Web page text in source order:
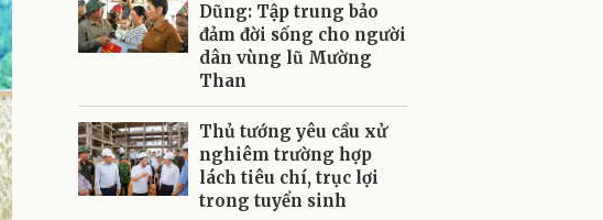
Dũng: Tập trung bảo
đảm đời sống cho người
dân vùng lũ Mường
Than
Thủ tướng yêu cầu xử
nghiêm trường hợp
lách tiêu chí, trục lợi
trong tuyển sinh